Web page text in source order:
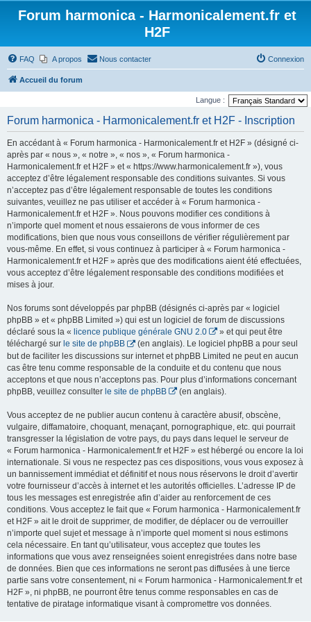
Forum harmonica - Harmonicalement.fr et
H2F
FAQ A propos Nous contacter Connexion
Accueil du forum
Langue :
Forum harmonica - Harmonicalement.fr et H2F - Inscription
En accédant à « Forum harmonica - Harmonicalement.fr et H2F » (désigné ci-
après par « nous », « notre », « nos », « Forum harmonica -
Harmonicalement.fr et H2F » et « https://www.harmonicalement.fr »), vous
acceptez d’être légalement responsable des conditions suivantes. Si vous
n’acceptez pas d’être légalement responsable de toutes les conditions
suivantes, veuillez ne pas utiliser et accéder à « Forum harmonica -
Harmonicalement.fr et H2F ». Nous pouvons modifier ces conditions à
n’importe quel moment et nous essaierons de vous informer de ces
modifications, bien que nous vous conseillons de vérifier régulièrement par
vous-même. En effet, si vous continuez à participer à « Forum harmonica -
Harmonicalement.fr et H2F » après que des modifications aient été effectuées,
vous acceptez d’être légalement responsable des conditions modifiées et
mises à jour.
Nos forums sont développés par phpBB (désignés ci-après par « logiciel
phpBB » et « phpBB Limited ») qui est un logiciel de forum de discussions
déclaré sous la « licence publique générale GNU 2.0
» et qui peut être
téléchargé sur le site de phpBB
(en anglais). Le logiciel phpBB a pour seul
but de faciliter les discussions sur internet et phpBB Limited ne peut en aucun
cas être tenu comme responsable de la conduite et du contenu que nous
acceptons et que nous n’acceptons pas. Pour plus d’informations concernant
phpBB, veuillez consulter le site de phpBB (en anglais).
Vous acceptez de ne publier aucun contenu à caractère abusif, obscène,
vulgaire, diffamatoire, choquant, menaçant, pornographique, etc. qui pourrait
transgresser la législation de votre pays, du pays dans lequel le serveur de
« Forum harmonica - Harmonicalement.fr et H2F » est hébergé ou encore la loi
internationale. Si vous ne respectez pas ces dispositions, vous vous exposez à
un bannissement immédiat et définitif et nous nous réservons le droit d’avertir
votre fournisseur d’accès à internet et les autorités officielles. L’adresse IP de
tous les messages est enregistrée afin d’aider au renforcement de ces
conditions. Vous acceptez le fait que « Forum harmonica - Harmonicalement.fr
et H2F » ait le droit de supprimer, de modifier, de déplacer ou de verrouiller
n’importe quel sujet et message à n’importe quel moment si nous estimons
cela nécessaire. En tant qu’utilisateur, vous acceptez que toutes les
informations que vous avez renseignées soient enregistrées dans notre base
de données. Bien que ces informations ne seront pas diffusées à une tierce
partie sans votre consentement, ni « Forum harmonica - Harmonicalement.fr et
H2F », ni phpBB, ne pourront être tenus comme responsables en cas de
tentative de piratage informatique visant à compromettre vos données.